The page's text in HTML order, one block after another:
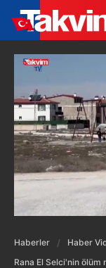
Haberler
Haber
Rana El Selci'nin ölüm